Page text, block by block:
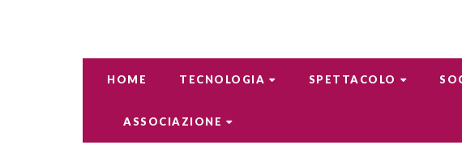
HOME TECNOLOGIA SPETTACOLO
ASSOCIAZIONE